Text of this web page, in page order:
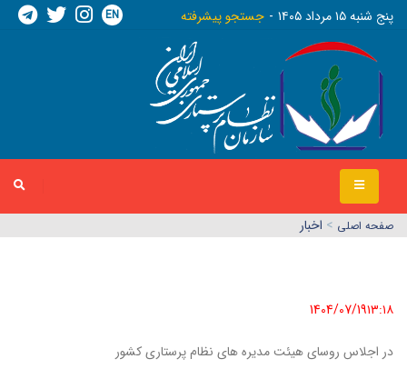
پنج شنبه ١٥ مرداد ١٤٠٥ جستجو پیشرفته EN
صفحه اصلي > اخبار
1404/07/19١٣:١٨
در اجلاس روسای هیئت مدیره های نظام پرستاری کشور